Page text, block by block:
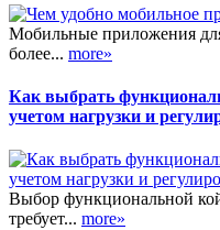
Мобильные приложения
более... more»
Как выбрать
учетом нагрузки и
Выбор функциональной
требует... more»